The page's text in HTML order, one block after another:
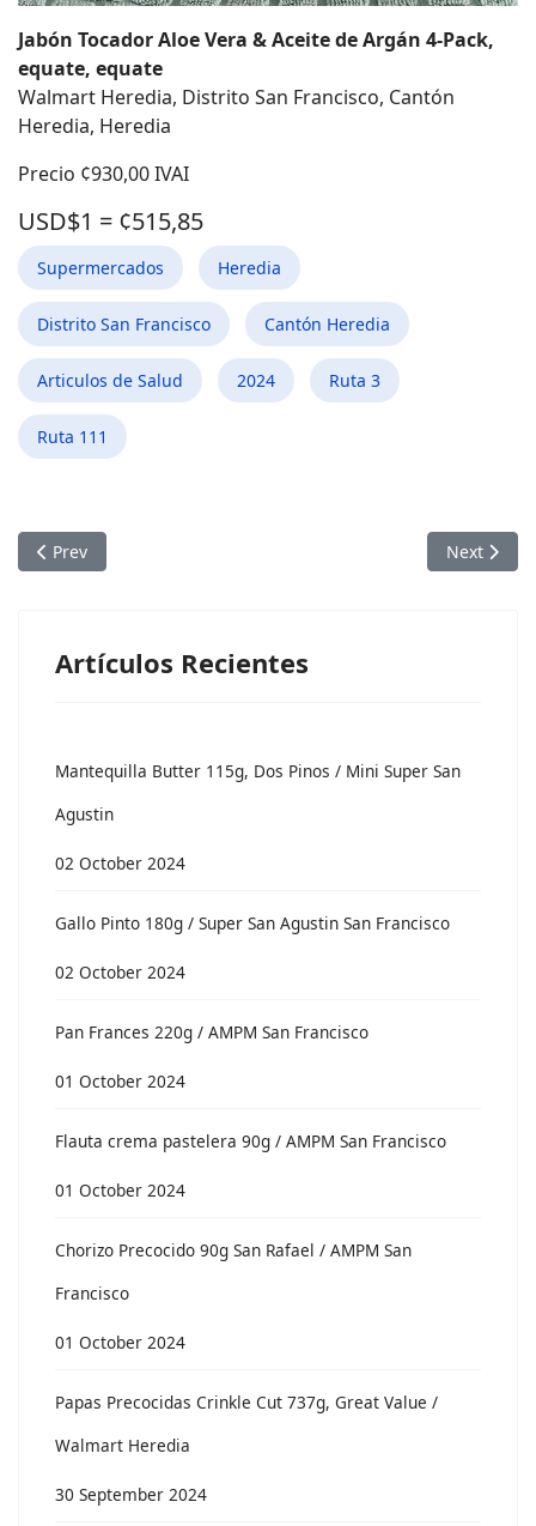
Jabón Tocador Aloe Vera & Aceite de Argán 4-Pack,
equate, equate
Walmart Heredia, Distrito San Francisco, Cantón
Heredia, Heredia
Precio ¢930,00 IVAI
USD$1 = ¢515,85
Supermercados Heredia
Distrito San Francisco Cantón Heredia
Articulos de Salud 2024 Ruta 3
Ruta 111
Previous article: Leche Entera 3.5% grasa 1L, CORONADO /
Prev Next
Next
Artículos Recientes
Mantequilla Butter 115g, Dos Pinos / Mini Super San
Agustin
02 October 2024
Gallo Pinto 180g / Super San Agustin San Francisco
02 October 2024
Pan Frances 220g / AMPM San Francisco
01 October 2024
Flauta crema pastelera 90g / AMPM San Francisco
01 October 2024
Chorizo Precocido 90g San Rafael / AMPM San
Francisco
01 October 2024
Papas Precocidas Crinkle Cut 737g, Great Value /
Walmart Heredia
30 September 2024